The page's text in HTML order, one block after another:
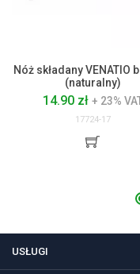
Nóż składany VENATIO
(naturalny)
14.90 zł + 23%
17724-17
USŁUGI